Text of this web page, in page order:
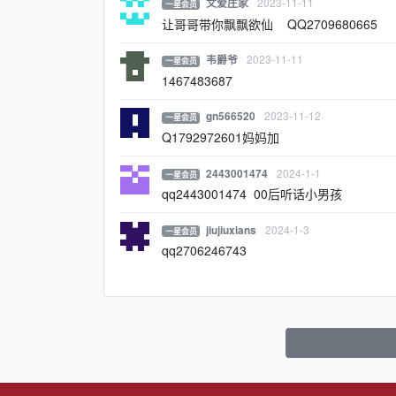
一星会员 文爱庄家
让哥哥带你飘飘欲仙 QQ2709680665
一星会员 韦爵爷 2023-11-11
1467483687
一星会员 gn566520 2023-11-12
Q1792972601妈妈加
一星会员 2443001474 2024-1-1
qq2443001474 00后听话小男孩
一星会员 jiujiuxians 2024-1-3
qq2706246743